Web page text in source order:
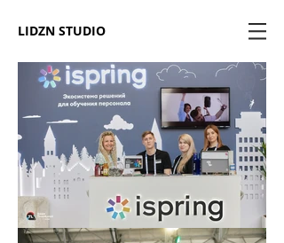
LIDZN STUDIO